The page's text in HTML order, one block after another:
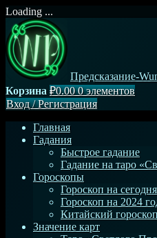
Loading ...
Перейти
к
содержимому
Предсказание-
Корзина ₽0.000 элементов
Вход/Регистрация
Главная
Гадания
Быстрое гадание
Гадание на таро
Гороскопы
Гороскоп на сегодня
Гороскоп на 2024
Китайский
Значение карт